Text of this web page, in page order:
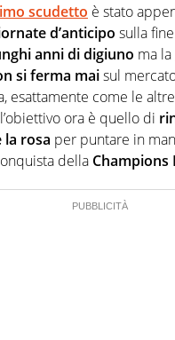
scudetto è stato
d’anticipo sulla
anni di digiuno ma la
si ferma maisul
esattamente come le
ora è quello di
rosa per puntare in
della Champions